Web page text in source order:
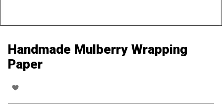
Handmade Mulberry Wrapping
Paper